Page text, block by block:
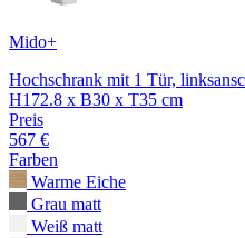
Mido+
Hochschrank mit 1 Tür,
H172.8 x B30 x T35 cm
Preis
567 €
Farben
Warme Eiche
Grau matt
Weiß matt